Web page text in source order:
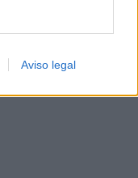
Aviso legal